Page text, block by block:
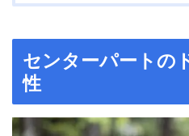
センターパートの
性